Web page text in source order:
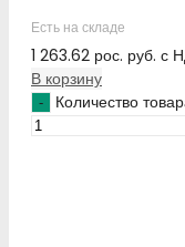
Есть на складе
1 263.62 рос. руб. с
В корзину
Количество